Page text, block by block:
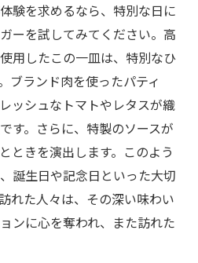
験を求めるなら、特別な日に
ーを試してみてください。高
用したこの一皿は、特別なひ
ブランド肉を使ったパティ
ッシュなトマトやレタスが織
す。さらに、特製のソースが
ときを演出します。このよう
誕生日や記念日といった大切
れた人々は、その深い味わい
ンに心を奪われ、また訪れた